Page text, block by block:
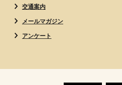
交通案内
メールマガジン
アンケート